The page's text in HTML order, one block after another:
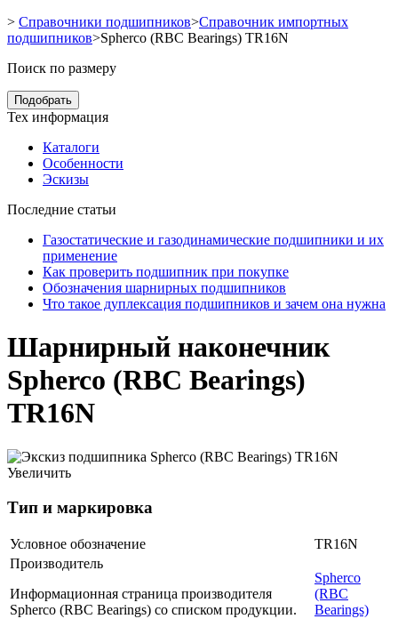
> Справочники подшипников>Справочник импортных
подшипников>Spherco (RBC Bearings) TR16N
Поиск по размеру
Подобрать
Тех информация
Каталоги
Особенности
Эскизы
Последние статьи
Газостатические и газодинамические подшипники и их
применение
Как проверить подшипник при покупке
Обозначения шарнирных подшипников
Что такое дуплексация подшипников и зачем она нужна
Шарнирный наконечник
Spherco (RBC Bearings)
TR16N
Увеличить
Тип и маркировка
Условное обозначение
TR16N
Производитель
Информационная страница производителя
Spherco (RBC Bearings) со списком продукции.
Spherco
(RBC
Bearings)